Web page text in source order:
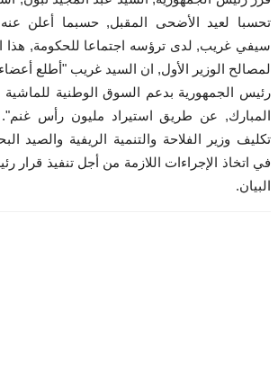
أخبار الثقافة
عالم السيارات
النسخة الورقية PDF
فيديوهات آخر ساعة
لعيد الأضحى المقبل, حسبما أعلن عنه
غريب, لدى ترؤسه اجتماعا للحكومة, هذا
الوزير الأول, ان السيد غريب "أطلع أعضاء
الجمهورية بدعم السوق الوطنية للماشية
عن طريق استيراد مليون رأس غنم".
وزير الفلاحة والتنمية الريفية والصيد
الإجراءات اللازمة من أجل تنفيذ قرار رئيس